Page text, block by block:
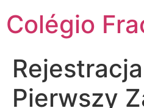
Colégio
Pierwszy